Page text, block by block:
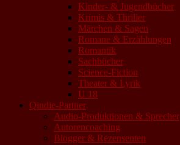
Kinder- & Jugendbücher
Krimis & Thriller
Märchen & Sagen
Romane & Erzählungen
Romantik
Sachbücher
Science-Fiction
Theater & Lyrik
U 18
Qindie-Partner
Audio-Produktionen & Sprecher
Autorencoaching
Blogger & Rezensenten